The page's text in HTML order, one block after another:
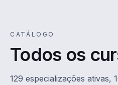
CATÁLOGO
Todos os
129 especializações ativas,